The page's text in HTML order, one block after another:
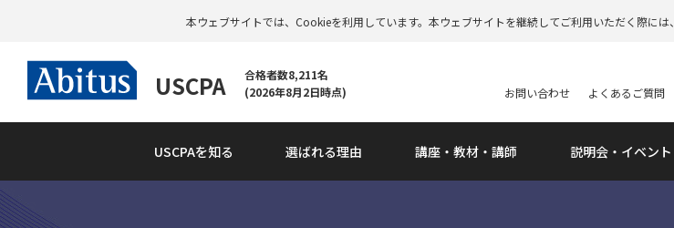
本ウェブサイトでは、Cookieを利用しています。本ウェブサイトを継続してご利用いただく際には、
USCPA
合格者数8,211名
(2026年8月2日時点)
USCPAを知る 選ばれる理由 講座・教材・講師 説明会・ イベント
お問い合わせ よくあるご質問